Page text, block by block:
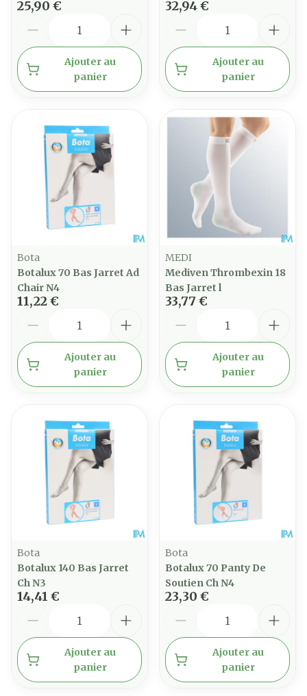
25,90 €
Ajouter au
panier
32,94 €
Ajouter au
panier
Bota
Botalux 70 Bas Jarret Ad
Chair N4
11,22 €
Ajouter au
panier
MEDI
Mediven Thrombexin 18
Bas Jarret l
33,77 €
Ajouter au
panier
Bota
Botalux 140 Bas Jarret
Ch N3
14,41 €
Ajouter au
panier
Bota
Botalux 70 Panty De
Soutien Ch N4
23,30 €
Ajouter au
panier